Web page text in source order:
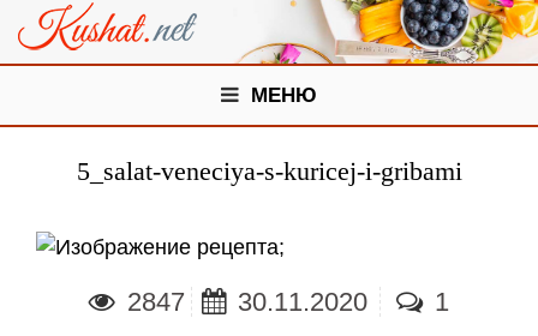
МЕНЮ
5_salat-veneciya-s-kuricej-i-gribami
;
2847 30.11.2020 1